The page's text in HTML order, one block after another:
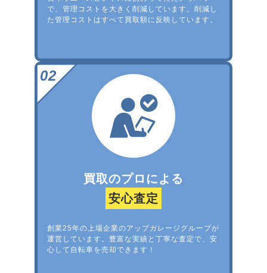
で、管理コストを大きく削減しています。削減し
た管理コストはすべて買取額に反映しています。
買取のプロによる
安心査定
創業25年の上場企業のアップガレージグループが
運営しています。豊富な実績と丁寧な査定で、安
心して自転車を売却できます！